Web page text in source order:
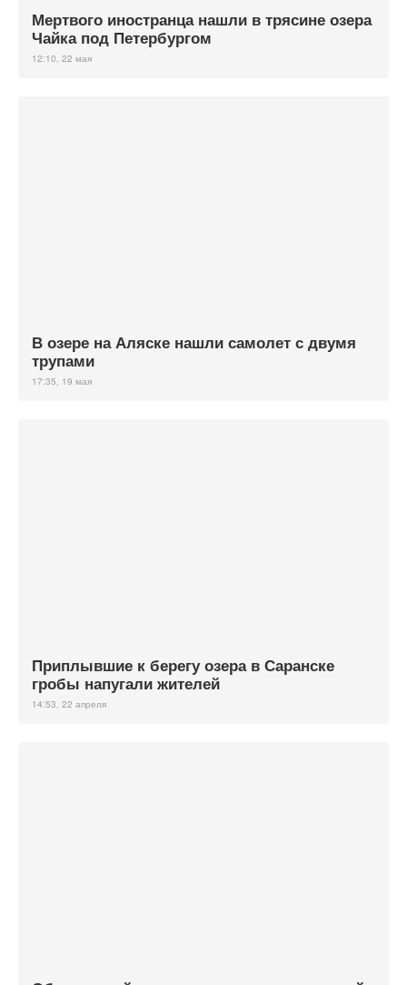
Мертвого иностранца нашли в трясине озера
Чайка под Петербургом
12:10, 22 мая
В озере на Аляске нашли самолет с двумя
трупами
17:35, 19 мая
Приплывшие к берегу озера в Саранске
гробы напугали жителей
14:53, 22 апреля